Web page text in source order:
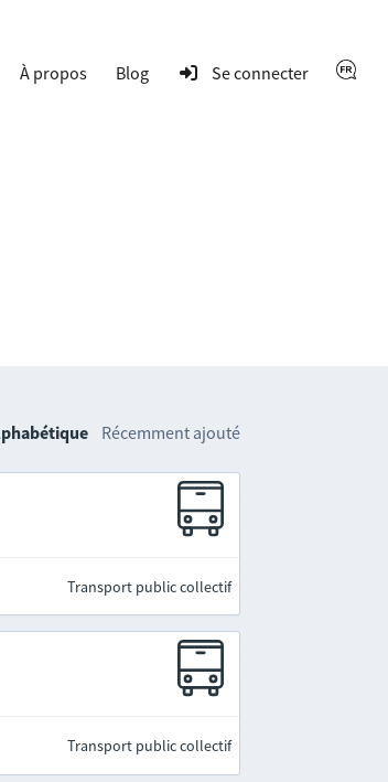
À propos Blog Se connecter
Récemment ajouté
Transport public collectif
Transport public collectif